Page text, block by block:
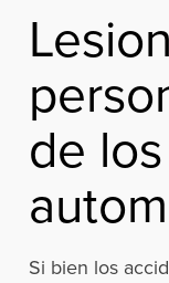
de
Si bien los